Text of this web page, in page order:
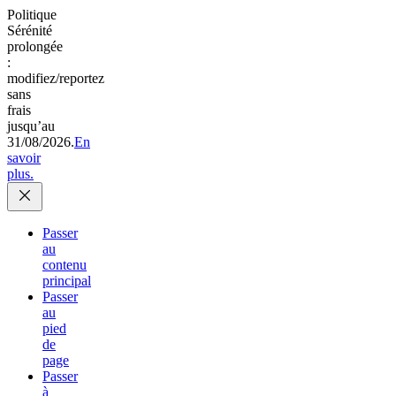
Politique
Sérénité
prolongée
:
modifiez/reportez
sans
frais
jusqu’au
31/08/2026.En
savoir
plus.
Passer
au
contenu
principal
Passer
au
pied
de
page
Passer
à